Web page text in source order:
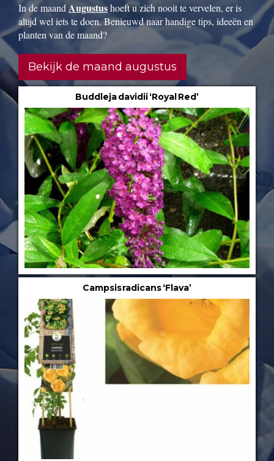
In de maandAugustushoeft u zich nooit te vervelen, er is
altijd wel iets te doen. Benieuwd naar handige tips, ideeën en
planten van de maand?
Bekijk de maand augustus
Buddleja davidii ‘Royal Red’
Campsis radicans ‘Flava’